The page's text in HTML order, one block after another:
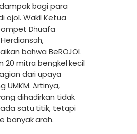
bagi para
ojol. Wakil Ketua
Dhuafa
bahwa BeROJOL
20 mitra bengkel kecil
dari upaya
UMKM. Artinya,
dihadirkan tidak
satu titik, tetapi
banyak arah.